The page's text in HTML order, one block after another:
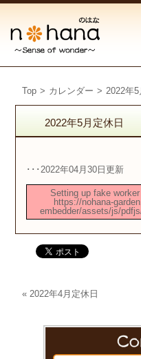
Top > カレンダー > 2022年5
2022年5月定休日
･･･2022年04月30日更新
Setting up fake
https://nohana-
embedder/assets/js/
«2022年4月定休日